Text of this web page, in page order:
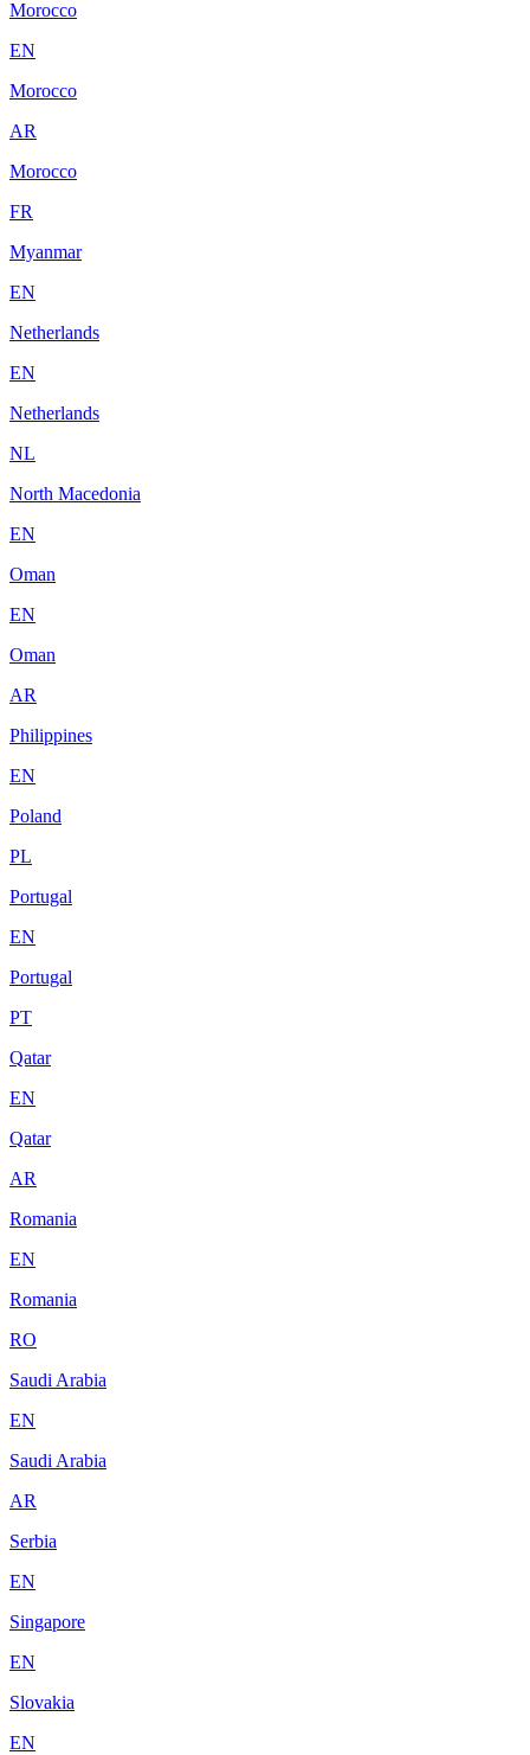
Morocco
EN
Morocco
AR
Morocco
FR
Myanmar
EN
Netherlands
EN
Netherlands
NL
North Macedonia
EN
Oman
EN
Oman
AR
Philippines
EN
Poland
PL
Portugal
EN
Portugal
PT
Qatar
EN
Qatar
AR
Romania
EN
Romania
RO
Saudi Arabia
EN
Saudi Arabia
AR
Serbia
EN
Singapore
EN
Slovakia
EN